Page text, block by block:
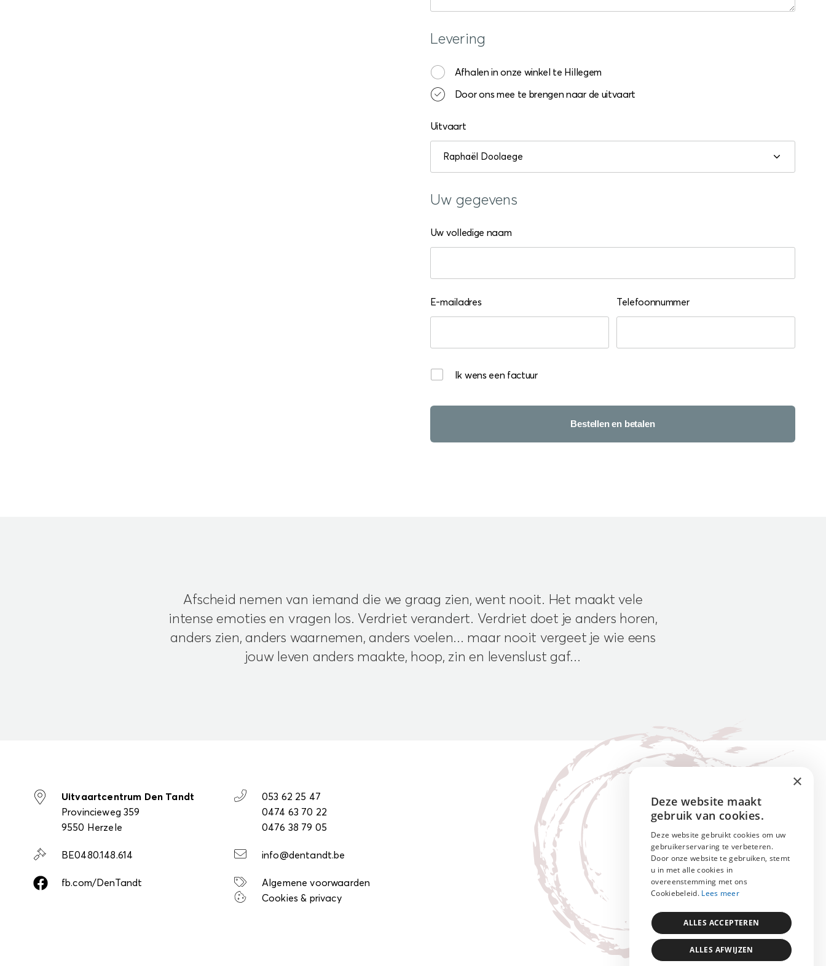
Levering
Afhalen in onze winkel te Hillegem
Door ons mee te brengen naar de uitvaart
Uitvaart
Uw gegevens
Uw volledige naam
E-mailadres Telefoonnummer
Ik wens een factuur
Bestellen en betalen
Afscheid nemen van iemand die we graag zien, went nooit. Het maakt vele
intense emoties en vragen los. Verdriet verandert. Verdriet doet je anders horen,
anders zien, anders waarnemen, anders voelen... maar nooit vergeet je wie eens
jouw leven anders maakte, hoop, zin en levenslust gaf...
Uitvaartcentrum Den Tandt
Provincieweg 359
9550 Herzele
BE0480.148.614
fb.com/DenTandt
053 62 25 47
0474 63 70 22
0476 38 79 05
info@dentandt.be
Algemene voorwaarden
Cookies & privacy
ENGLISH
FRANÇAIS
×
Deze website maakt
gebruik van cookies.
Deze website gebruikt cookies om uw
gebruikerservaring te verbeteren.
Door onze website te gebruiken, stemt
u in met alle cookies in
overeenstemming met ons
Cookiebeleid. Lees meer
ALLES ACCEPTEREN
ALLES AFWIJZEN